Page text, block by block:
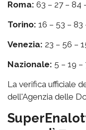
Roma: 63 – 27 – 84
Torino: 16 – 53 – 83
Venezia: 23 – 56 –
Nazionale: 5 – 19 –
La verifica ufficiale
dell'Agenzia delle